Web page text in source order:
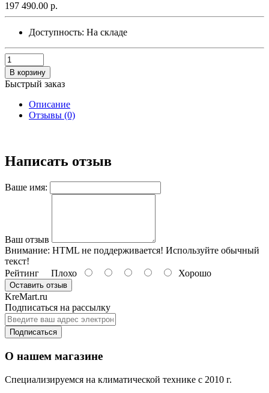
197 490.00 р.
Доступность: На складе
В корзину
Быстрый заказ
Описание
Отзывы (0)
Написать отзыв
Ваше имя:
Ваш отзыв
Внимание: HTML не поддерживается! Используйте обычный
текст!
Рейтинг Плохо Хорошо
Оставить отзыв
KreMart.ru
Подписаться на рассылку
Подписаться
О нашем магазине
Специализируемся на климатической технике с 2010 г.